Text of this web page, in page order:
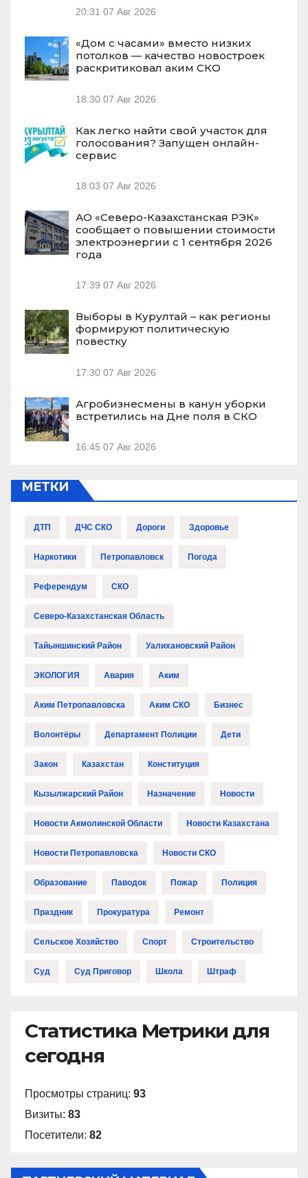
20:31 07 Авг 2026
«Дом с часами» вместо низких
потолков — качество новостроек
раскритиковал аким СКО
18:30 07 Авг 2026
Как легко найти свой участок для
голосования? Запущен онлайн-
сервис
18:03 07 Авг 2026
АО «Северо-Казахстанская РЭК»
сообщает о повышении стоимости
электроэнергии с 1 сентября 2026
года
17:39 07 Авг 2026
Выборы в Курултай – как регионы
формируют политическую
повестку
17:30 07 Авг 2026
Агробизнесмены в канун уборки
встретились на Дне поля в СКО
16:45 07 Авг 2026
МЕТКИ
ДТП ДЧС СКО Дороги Здоровье
Наркотики Петропавловск Погода
Референдум СКО
Северо-Казахстанская Область
Тайыншинский Район Уалихановский Район
ЭКОЛОГИЯ Авария Аким
Аким Петропавловска Аким СКО Бизнес
Волонтёры Департамент Полиции Дети
Закон Казахстан Конституция
Кызылжарский Район Назначение Новости
Новости Акмолинской Области Новости Казахстана
Новости Петропавловска Новости СКО
Образование Паводок Пожар Полиция
Праздник Прокуратура Ремонт
Сельское Хозяйство Спорт Строительство
Суд Суд Приговор Школа Штраф
Статистика Метрики для
сегодня
Просмотры страниц: 93
Визиты: 83
Посетители: 82